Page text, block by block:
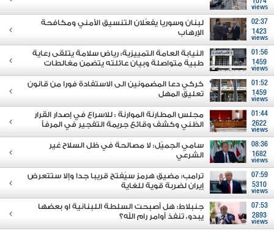
views
02:37
1423
views
لبنان وسوريا يفعّلان التنسيق الأمني ومكافحة
الإرهاب
01:56
1459
views
النيابة العامة التمييزية: رياض سلامة يتلقى رعاية
طبية متواصلة وبيان عائلته يتضمن مغالطات
01:52
1459
views
كركي دعا المضمونين الى الاستفادة فورا من قانون
تعليق المهل
01:44
2622
views
مجلس المطارنة الموارنة : للاسراع في إصدار القرار
الظني وكشف وقائع جريمة التفجير في المرفأ
08:36
1682
views
سامي الجميّل: لا مصالحة في ظل السلاح غير
الشرعي
07:59
5310
views
ترامب: مضيق هرمز سيُفتح قريبا جدا وإلا ستتعرض
إيران لضربة قوية للغاية
07:53
2893
views
جنبلاط: هل أصبحت السلطة اللبنانية او بعضها
يبدو، تنفذ أوامر رام الله؟